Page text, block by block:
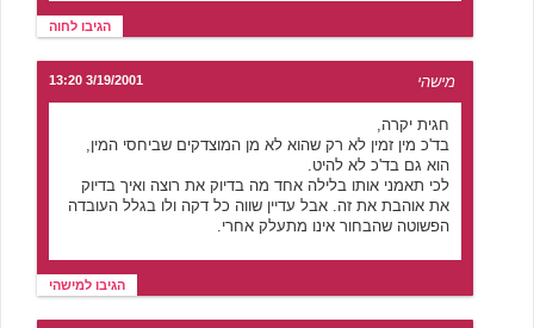
הגיבו לחוה
מישהי 3/19/2001 13:20
חגית יקרה,
בד'כ מין זמין לא רק שהוא לא מן המוצדקים שביחסי המין,
הוא גם בד'כ לא להיט.
לכי תאמני אותו בלילה אחד מה בדיוק את רוצה ואיך בדיוק
את אוהבת את זה. אבל עדיין שווה כל דקה ולו בגלל העובדה
הפשוטה שהבחור אינו מתעלק אחרי.
הגיבו למישהי